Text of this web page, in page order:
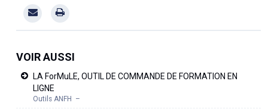
VOIR AUSSI
LA ForMuLE, OUTIL DE COMMANDE DE FORMATION EN
LIGNE
Outils ANFH